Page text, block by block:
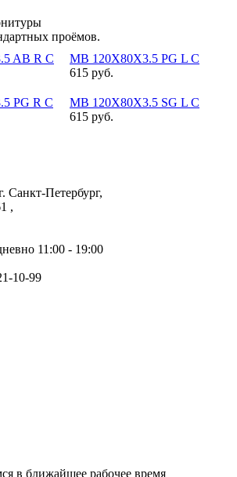
проёмов.
AB R C
MB 120X80X3.5 PG L C
615 руб.
PG R C
MB 120X80X3.5 SG L C
615 руб.
Санкт-Петербург,
,
11:00 - 19:00
10-99
в ближайшее рабочее время